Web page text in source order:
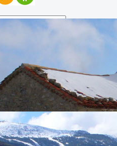
abrirán este sábado